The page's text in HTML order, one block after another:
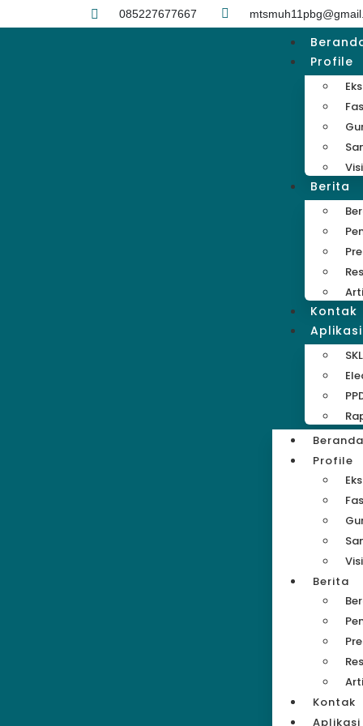
085227677667
Profile
Berita
Kontak
Beranda
Profile
Berita
Kontak
Aplikasi